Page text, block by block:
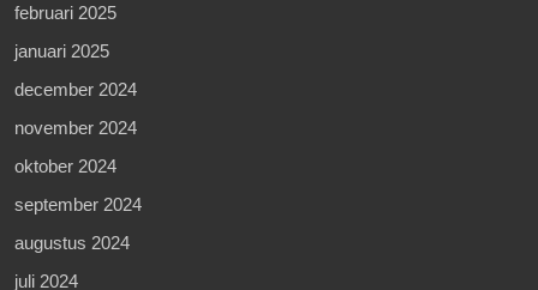
februari 2025
januari 2025
december 2024
november 2024
oktober 2024
september 2024
augustus 2024
juli 2024